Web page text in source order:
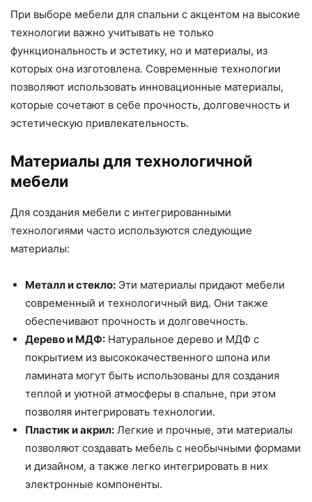
При выборе мебели для спальни с акцентом на высокие
технологии важно учитывать не только
функциональность и эстетику, но и материалы, из
которых она изготовлена. Современные технологии
позволяют использовать инновационные материалы,
которые сочетают в себе прочность, долговечность и
эстетическую привлекательность.
Материалы для технологичной
мебели
Для создания мебели с интегрированными
технологиями часто используются следующие
материалы:
Металл и стекло: Эти материалы придают мебели
современный и технологичный вид. Они также
обеспечивают прочность и долговечность.
Дерево и МДФ: Натуральное дерево и МДФ с
покрытием из высококачественного шпона или
ламината могут быть использованы для создания
теплой и уютной атмосферы в спальне, при этом
позволяя интегрировать технологии.
Пластик и акрил: Легкие и прочные, эти материалы
позволяют создавать мебель с необычными формами
и дизайном, а также легко интегрировать в них
электронные компоненты.